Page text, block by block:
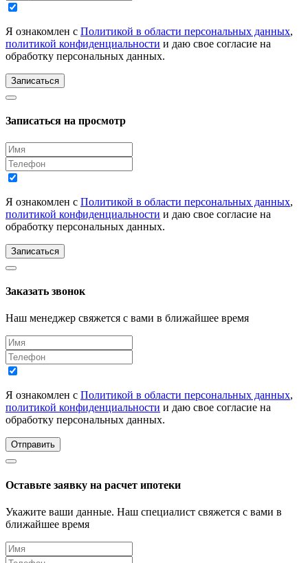
Я ознакомлен с Политикой в области персональных данных,
политикой конфиденциальности и даю свое согласие на
обработку персональных данных.
Записаться
Записаться на просмотр
Я ознакомлен с Политикой в области персональных данных,
политикой конфиденциальности и даю свое согласие на
обработку персональных данных.
Записаться
Заказать звонок
Наш менеджер свяжется с вами в ближайшее время
Я ознакомлен с Политикой в области персональных данных,
политикой конфиденциальности и даю свое согласие на
обработку персональных данных.
Отправить
Оставьте заявку на расчет ипотеки
Укажите ваши данные. Наш специалист свяжется с вами в
ближайшее время